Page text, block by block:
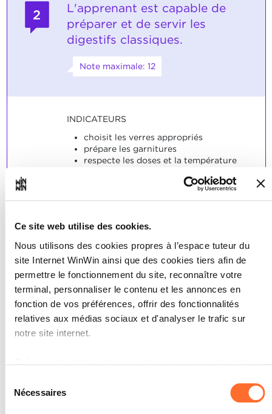
Ce site web utilise des cookies.
Nous utilisons des cookies propres à l’espace tuteur du
site Internet WinWin ainsi que des cookies tiers afin de
permettre le fonctionnement du site, reconnaître votre
terminal, personnaliser le contenu et les annonces en
fonction de vos préférences, offrir des fonctionnalités
relatives aux médias sociaux et d'analyser le trafic sur
notre site internet.
l’exception des cookies strictement nécessaires au
fonctionnement du site. Une description des différents
Nécessaires
2
L'apprenant est capable de
préparer et de servir les
digestifs classiques.
Note maximale: 12
INDICATEURS
choisit les verres appropriés
prépare les garnitures
respecte les doses et la température
Les digestifs classiques sont servis
3
L'apprenant est capable de
servir les bières.